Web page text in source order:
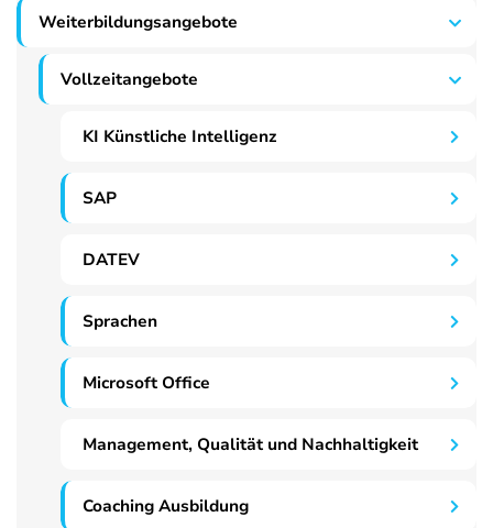
Weiterbildungsangebote
Vollzeitangebote
KI Künstliche Intelligenz
SAP
DATEV
Sprachen
Microsoft Office
Management, Qualität und Nachhaltigkeit
Coaching Ausbildung